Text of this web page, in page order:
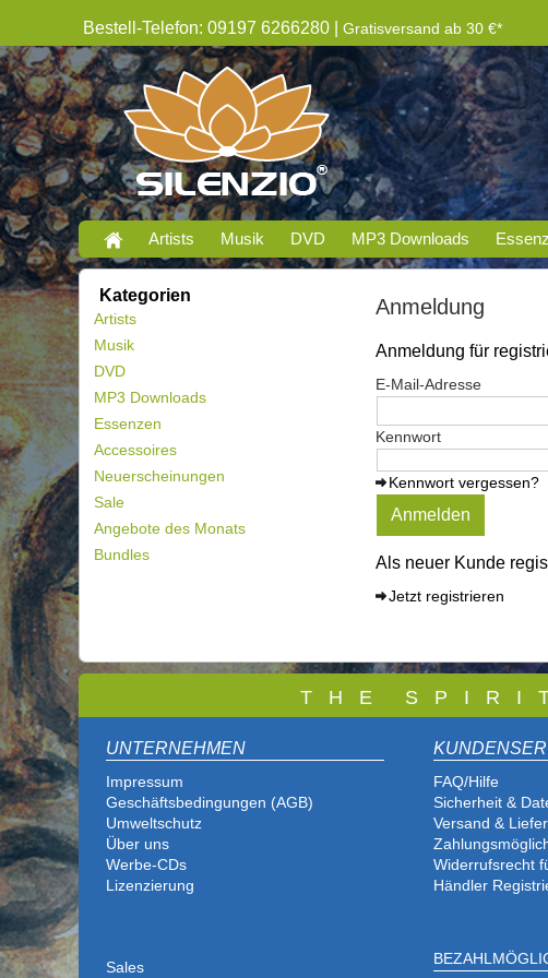
Bestell-Telefon: 09197 6266280 | Gratisversand ab 30 €*
Artists Musik DVD MP3 Downloads
Kategorien
Artists
Musik
DVD
MP3 Downloads
Essenzen
Accessoires
Neuerscheinungen
Sale
Angebote des Monats
Bundles
Anmeldung
Anmeldung für
E-Mail-Adresse
Kennwort
Kennwort vergessen?
Anmelden
Als neuer Kunde
Jetzt registrieren
T H E S P I R I
UNTERNEHMEN
Impressum
Geschäftsbedingungen (AGB)
Umweltschutz
Über uns
Werbe-CDs
Lizenzierung
FAQ/Hilfe
Sicherheit &
Versand &
Widerrufsrecht
Händler
Sales